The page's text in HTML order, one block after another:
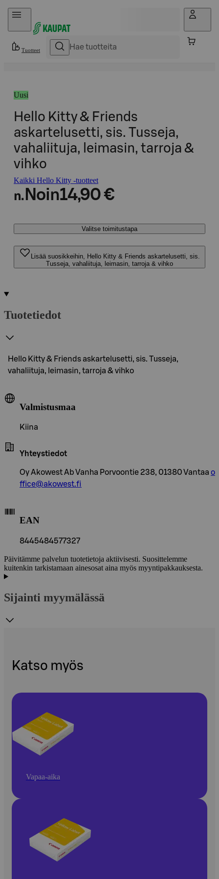
Hyppää sisältöön
Tuotteet
Uusi
Hello Kitty & Friends
askartelusetti, sis. Tusseja,
vahaliituja, leimasin, tarroja &
vihko
Kaikki Hello Kitty -tuotteet
n. Noin14,90 €
Valitse toimitustapa
Lisää suosikkeihin, Hello Kitty & Friends askartelusetti, sis.
Tusseja, vahaliituja, leimasin, tarroja & vihko
Tuotetiedot
Hello Kitty & Friends askartelusetti, sis. Tusseja,
vahaliituja, leimasin, tarroja & vihko
Valmistusmaa
Kiina
Yhteystiedot
Oy Akowest Ab Vanha Porvoontie 238, 01380 Vantaa o
ffice@akowest.fi
EAN
8445484577327
Päivitämme palvelun tuotetietoja aktiivisesti. Suosittelemme
kuitenkin tarkistamaan ainesosat aina myös myyntipakkauksesta.
Sijainti myymälässä
Katso myös
Vapaa-aika